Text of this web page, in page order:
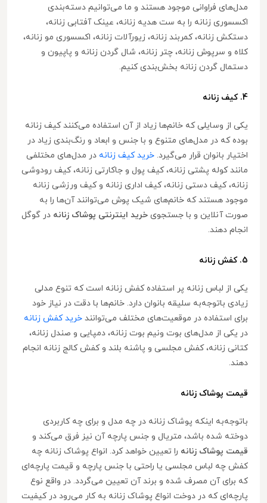
مدل‌های فراوانی موجود هستند و ما می‌توانیم دسته‌بندی
اکسسوری زنانه را به ست هدیه زنانه، عینک آفتابی زنانه،
دستکش زنانه، کمربند زنانه، زیورآلات زنانه، اکسسوری مو زنانه،
کلاه و سرپوش زنانه، چتر زنانه، شال گردن زنانه و پاپیون و
دستمال گردن زنانه بخش‌بندی کنیم.
4. کیف زنانه
یکی از وسایلی که خانم‌ها زیاد از آن استفاده می‌کنند کیف زنانه
بوده که در مدل‌های متنوع و با جنس و ابعاد و رنگ‌بندی زیاد در
اختیار بانوان قرار می‌گیرد. خرید کیف زنانه در مدل‌های مختلفی
مانند کوله پشتی زنانه، کیف پول و جاکارتی زنانه، کیف رودوشی
زنانه، کیف دستی زنانه، کیف اداری زنانه و کیف ورزشی زنانه
موجود هستند که خانم‌های شیک پوش می‌توانند آن‌ها را به
صورت آنلاین و با جستجوی خرید اینترنتی پوشاک زنانه در گوگل
انجام دهند.
5. کفش زنانه
یکی از لباس زنانه پر استفاده کفش زنانه است که تنوع مدلی
زیادی باتوجه‌به سلیقه بانوان دارد. خانم‌ها با دقت در نیاز خود
برای استفاده در موقعیت‌های مختلف می‌توانند خرید کفش زنانه
در یکی از مدل‌های بوت ونیم بوت زنانه، دمپایی و صندل زنانه،
کتانی زنانه، کفش مجلسی و پاشنه بلند و کفش کالج زنانه انجام
دهند.
قیمت پوشاک زنانه
با‌توجه‌به اینکه پوشاک زنانه در چه مدل و برای چه کاربردی
دوخته شده باشد، متریال و جنس پارچه آن نیز فرق می‌‌کند و
قیمت پوشاک زنانه را تعیین خواهد کرد. انواع پوشاک زنانه چه
کفش چه لباس مجلسی یا راحتی با جنس پارچه و قیمت پارچه‌ای
که برای آن مصرف شده و برند آن تعیین می‌گردد. در واقع نوع
پارچه‌ای که در دوخت انواع پوشاک زنانه به کار می‌رود در کیفیت